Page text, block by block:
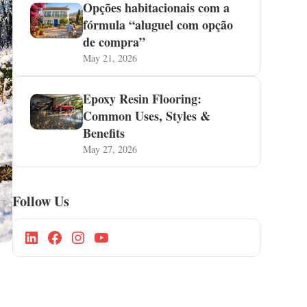
Opções habitacionais com a
fórmula “aluguel com opção
de compra”
May 21, 2026
Epoxy Resin Flooring:
Common Uses, Styles &
Benefits
May 27, 2026
Follow Us